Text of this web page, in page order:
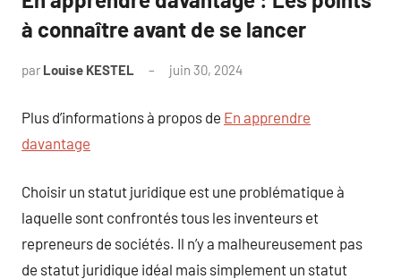
à connaître avant de se lancer
par Louise KESTEL juin 30, 2024
Plus d’informations à propos de En apprendre
davantage
Choisir un statut juridique est une problématique à
laquelle sont confrontés tous les inventeurs et
repreneurs de sociétés. Il n’y a malheureusement pas
de statut juridique idéal mais simplement un statut